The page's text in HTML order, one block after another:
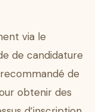
via le
de candidature
de
obtenir des